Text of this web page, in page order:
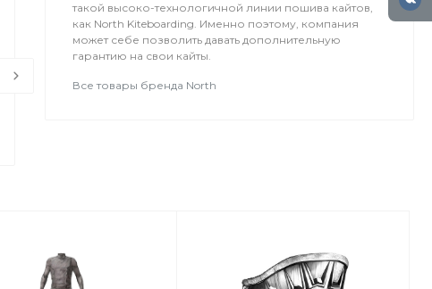
Туры
Мелодия Ветра
Kiteclass. Вас ждет кайтсерфинг
такой высоко-технологичной линии пошива кайтов,
как North Kiteboarding. Именно поэтому, компания
может себе позволить давать дополнительную
гарантию на свои кайты.
Все товары бренда North